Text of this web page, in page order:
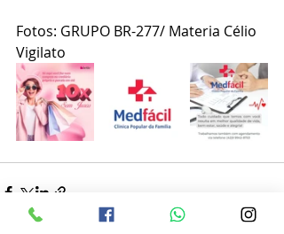
Fotos: GRUPO BR-277/ Materia Célio
Vigilato